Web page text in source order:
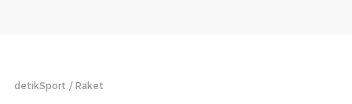
detikSport Raket